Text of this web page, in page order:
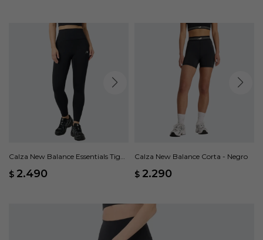
Calza New Balance Essentials Tight
$ 2.490
Calza New Balance Corta - Negro
$ 2.290